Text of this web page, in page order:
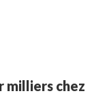
milliers chez